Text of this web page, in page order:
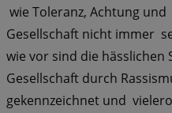
wie Toleranz, Achtung
Gesellschaft nicht immer
wie vor sind die hässlichen
Gesellschaft durch
gekennzeichnet und